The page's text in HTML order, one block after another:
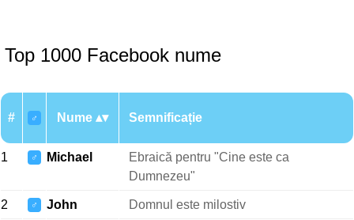
Top 1000 Facebook nume
# ♂ Nume Semnificație
1 ♂ Michael
Ebraică pentru "Cine este ca
Dumnezeu"
2 ♂ John Domnul este milostiv